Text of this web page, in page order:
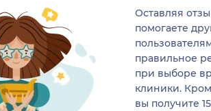
Оставляя
помогаете
правильное
при выборе
клиники.
вы получите